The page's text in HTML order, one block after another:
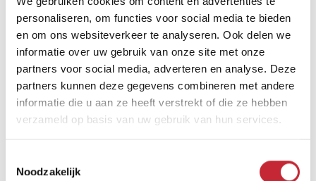
personaliseren, om functies voor social media te bieden
en om ons websiteverkeer te analyseren. Ook delen we
informatie over uw gebruik van onze site met onze
partners voor social media, adverteren en analyse. Deze
partners kunnen deze gegevens combineren met andere
informatie die u aan ze heeft verstrekt of die ze hebben
verzameld op basis van uw gebruik van hun services.
Noodzakelijk
Vind een dealer